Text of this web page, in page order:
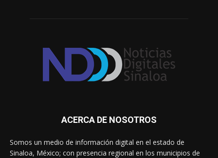
ACERCA DE NOSOTROS
Somos un medio de información digital en el estado de
Sinaloa, México; con presencia regional en los municipios de